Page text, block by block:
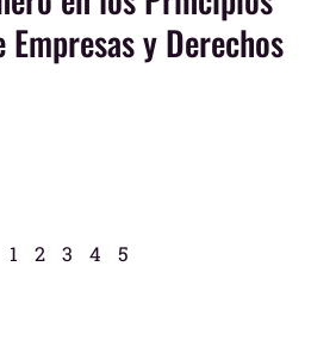
y Derechos
1 2 3 4 5